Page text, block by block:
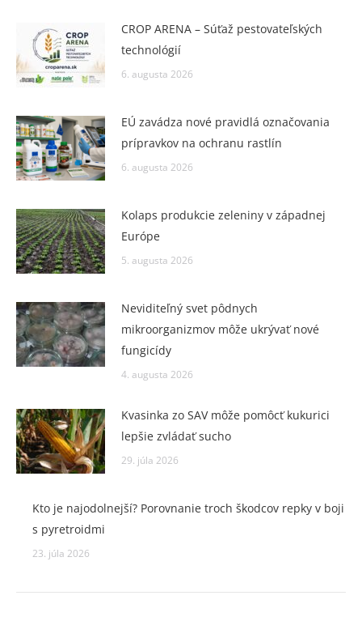
CROP ARENA – Súťaž pestovateľských
technológií
6. augusta 2026
EÚ zavádza nové pravidlá označovania
prípravkov na ochranu rastlín
6. augusta 2026
Kolaps produkcie zeleniny v západnej
Európe
5. augusta 2026
Neviditeľný svet pôdnych
mikroorganizmov môže ukrývať nové
fungicídy
4. augusta 2026
Kvasinka zo SAV môže pomôcť kukurici
lepšie zvládať sucho
29. júla 2026
Kto je najodolnejší? Porovnanie troch škodcov repky v boji
s pyretroidmi
23. júla 2026